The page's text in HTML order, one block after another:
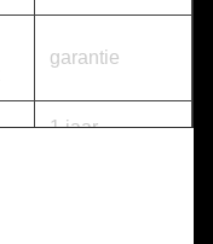
garantie
1 jaar